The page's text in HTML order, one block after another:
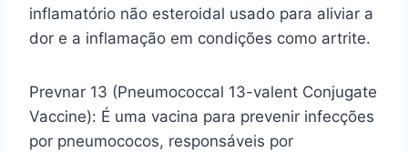
inflamatório não esteroidal usado para aliviar a
dor e a inflamação em condições como artrite.
Prevnar 13 (Pneumococcal 13-valent Conjugate
Vaccine): É uma vacina para prevenir infecções
por pneumococos, responsáveis por